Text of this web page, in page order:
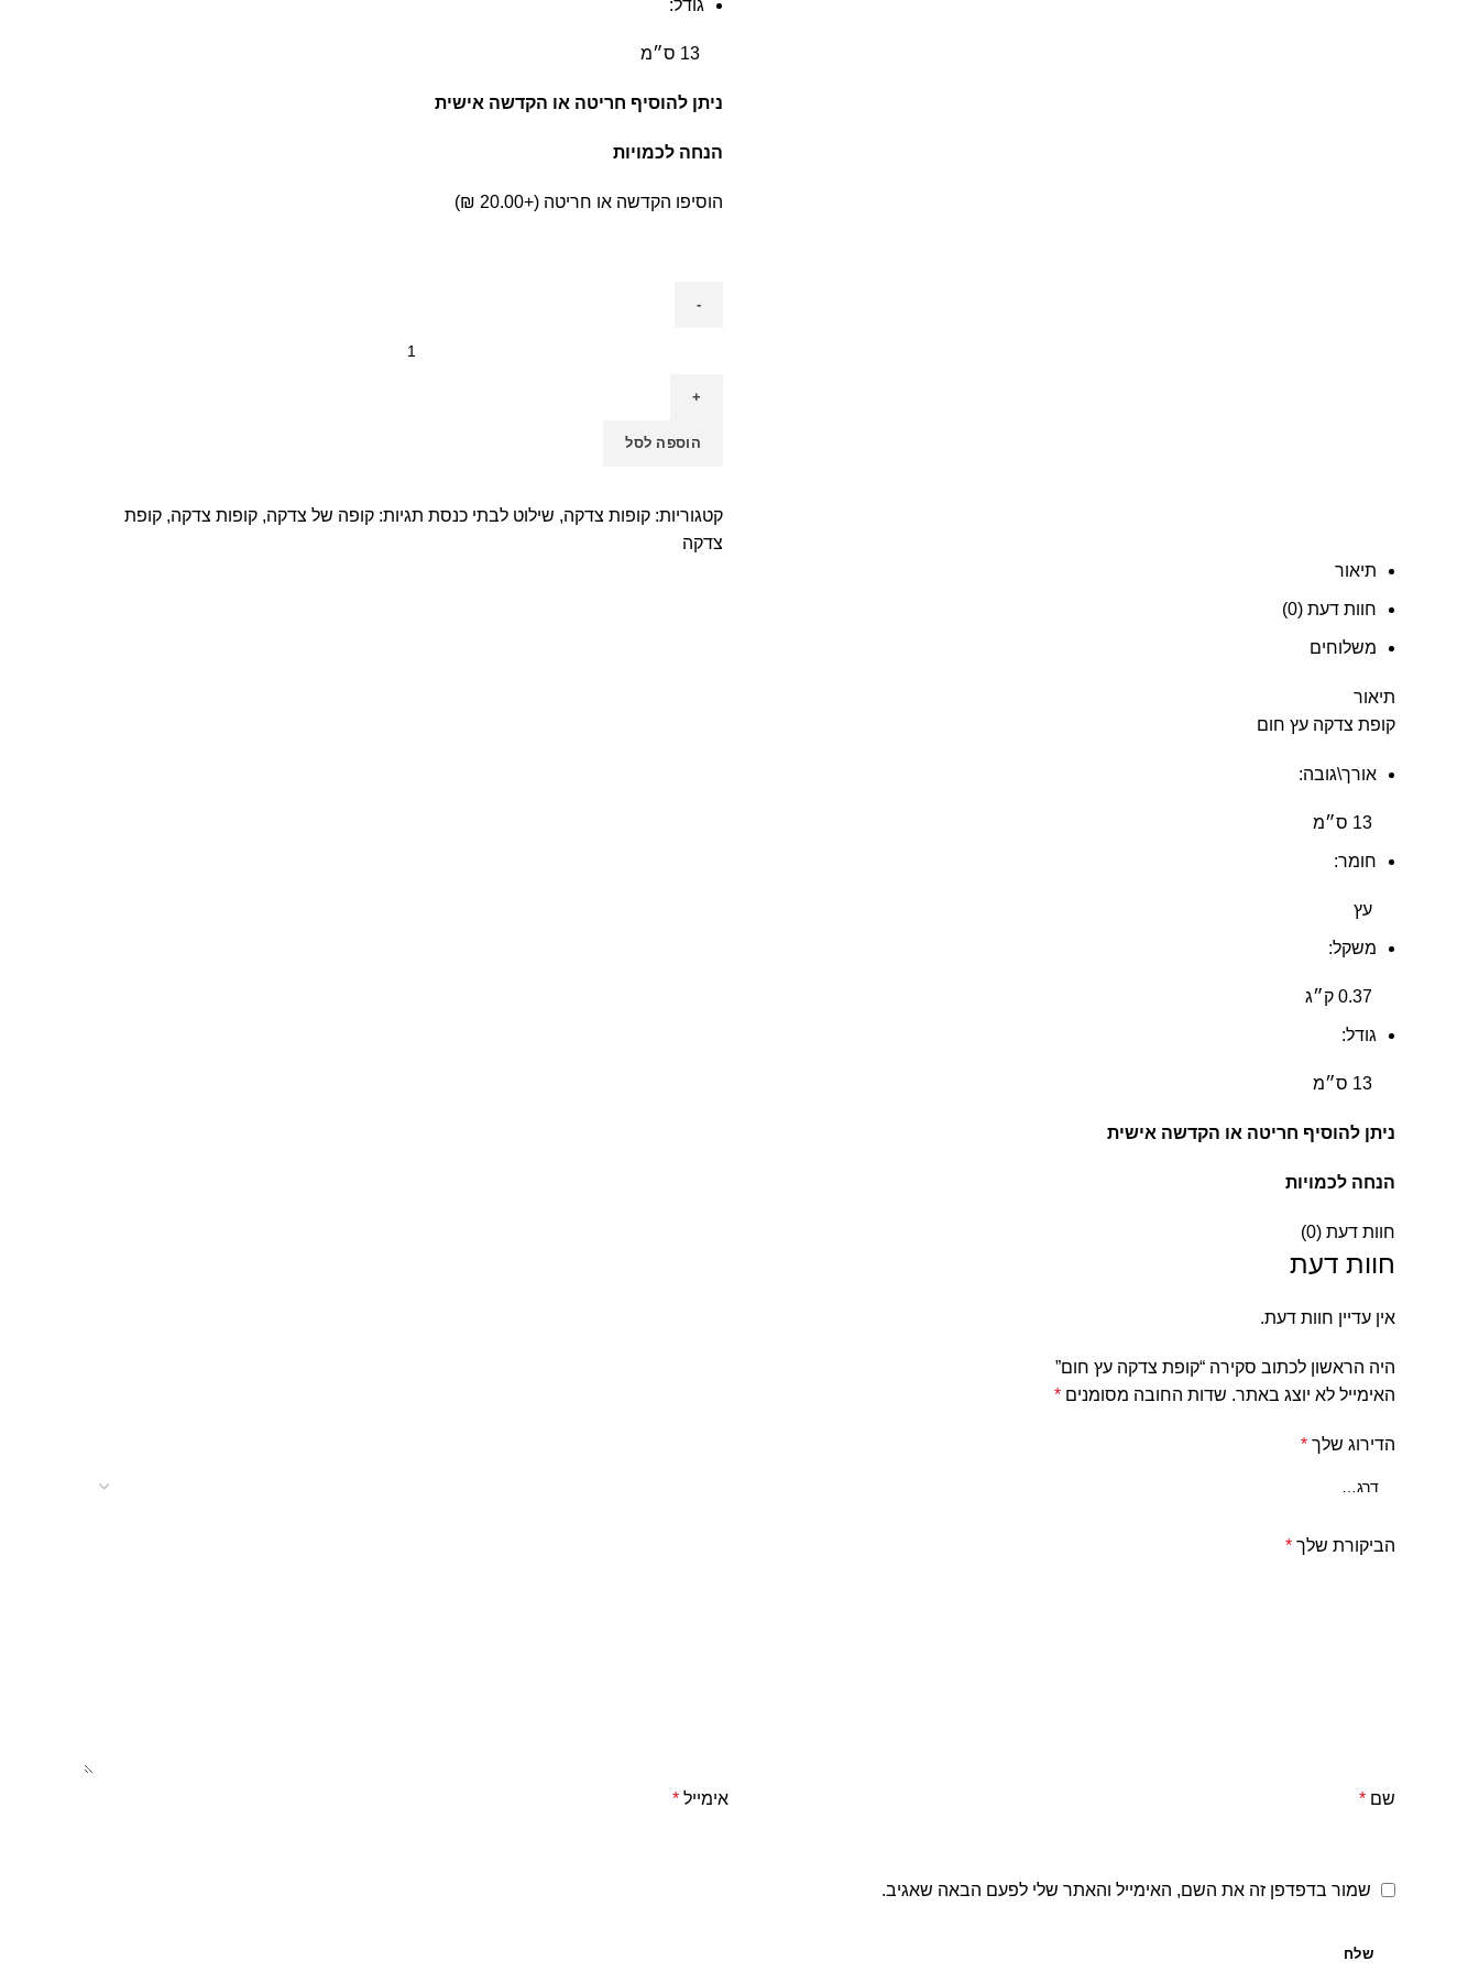
גודל:
13 ס״מ
ניתן להוסיף חריטה או הקדשה אישית
הנחה לכמויות
הוסיפו הקדשה או חריטה (+20.00
₪
)
הוספה לסל
קטגוריות: קופות צדקה, שילוט לבתי כנסת תגיות: קופה של צדקה, קופות צדקה, קופת
צדקה
תיאור
חוות דעת (0)
משלוחים
תיאור
קופת צדקה עץ חום
אורך\גובה:
13 ס״מ
חומר:
עץ
משקל:
0.37 ק״ג
גודל:
13 ס״מ
ניתן להוסיף חריטה או הקדשה אישית
הנחה לכמויות
חוות דעת (0)
חוות דעת
אין עדיין חוות דעת.
היה הראשון לכתוב סקירה “קופת צדקה עץ חום”
האימייל לא יוצג באתר. שדות החובה מסומנים *
הדירוג שלך *
הביקורת שלך *
שם * אימייל *
שמור בדפדפן זה את השם, האימייל והאתר שלי לפעם הבאה שאגיב.